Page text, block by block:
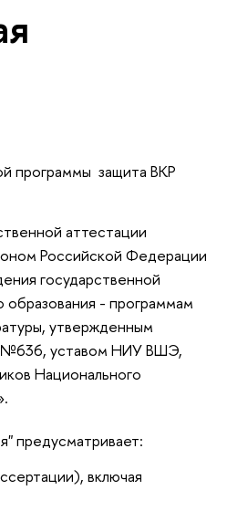
программы защита ВКР
аттестации
Российской Федерации
государственной
образования - программам
утвержденным
№636, уставом НИУ ВШЭ,
Национального
предусматривает:
включая